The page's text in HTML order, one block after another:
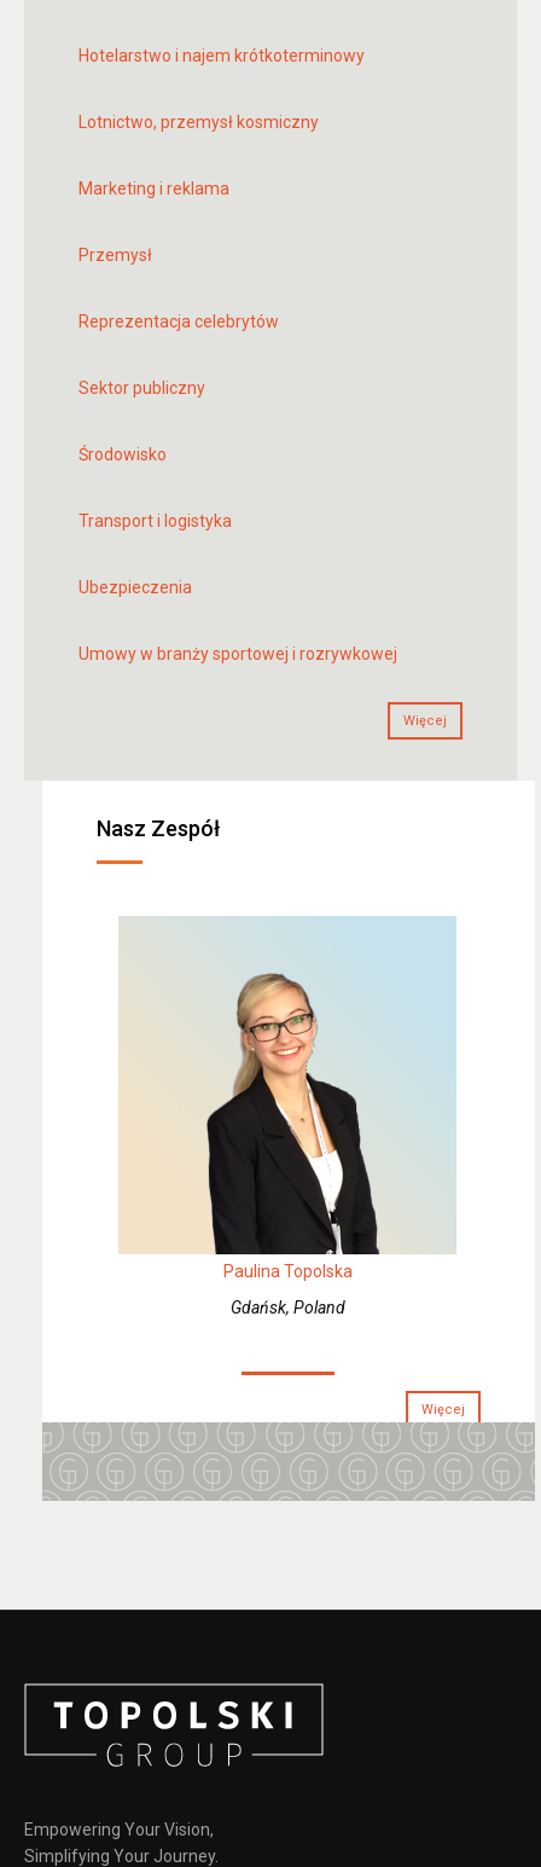
Hotelarstwo i najem krótkoterminowy
Lotnictwo, przemysł kosmiczny
Marketing i reklama
Przemysł
Reprezentacja celebrytów
Sektor publiczny
Środowisko
Transport i logistyka
Ubezpieczenia
Umowy w branży sportowej i rozrywkowej
Więcej
Nasz Zespół
Paulina Topolska
Gdańsk, Poland
Więcej
Empowering Your Vision,
Simplifying Your Journey.